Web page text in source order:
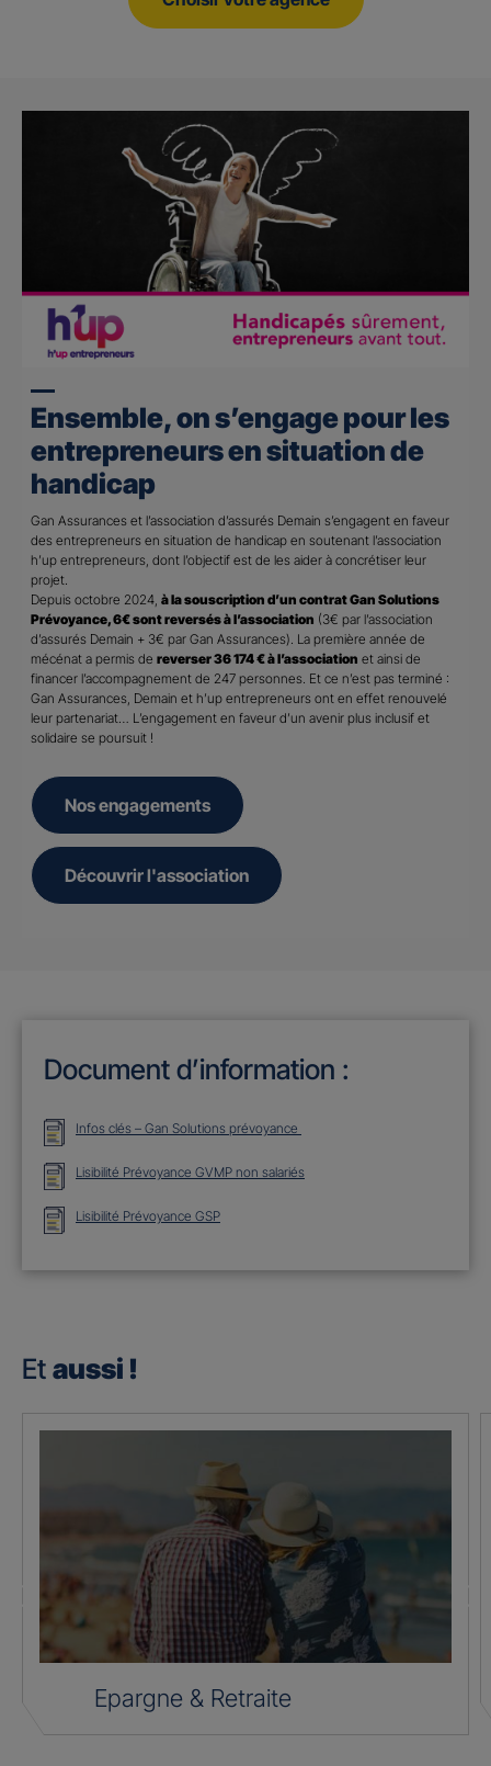
Ensemble, on s’engage pour les
entrepreneurs en situation de
handicap
Gan Assurances et l’association d’assurés Demain s’engagent en faveur
des entrepreneurs en situation de handicap en soutenant l’association
h’up entrepreneurs, dont l’objectif est de les aider à concrétiser leur
projet.
Depuis octobre 2024, à la souscription d’un contrat Gan Solutions
Prévoyance, 6€ sont reversés à l’association (3€ par l’association
d’assurés Demain + 3€ par Gan Assurances). La première année de
mécénat a permis de reverser 36 174 € à l’association et ainsi de
financer l’accompagnement de 247 personnes. Et ce n’est pas terminé :
Gan Assurances, Demain et h’up entrepreneurs ont en effet renouvelé
leur partenariat… L’engagement en faveur d’un avenir plus inclusif et
solidaire se poursuit !
Nos engagements
Découvrir l'association
Document d’information :
Infos clés – Gan Solutions prévoyance
Lisibilité Prévoyance GVMP non salariés
Lisibilité Prévoyance GSP
Et aussi !
Epargne & Retraite